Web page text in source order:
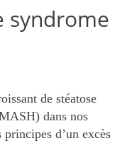
syndrome
de stéatose
dans nos
d’un excès